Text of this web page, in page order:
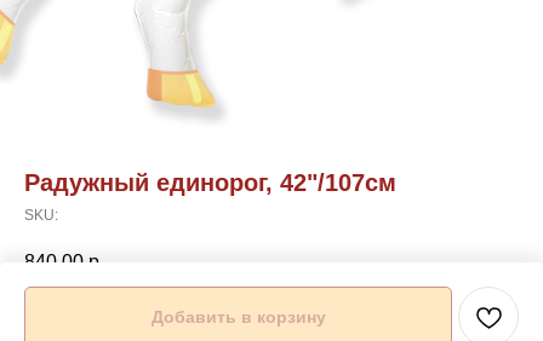
Радужный единорог, 42"/107см
SKU:
840,00 р.
Добавить в корзину